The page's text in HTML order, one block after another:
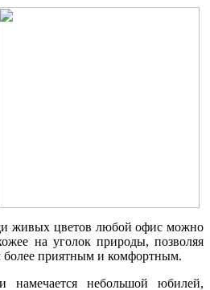
живых цветов любой офис можно
на уголок природы, позволяя
более приятным и комфортным.
небольшой юбилей,